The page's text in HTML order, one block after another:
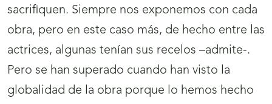
sacrifiquen. Siempre nos exponemos con cada
obra, pero en este caso más, de hecho entre las
actrices, algunas tenían sus recelos –admite-.
Pero se han superado cuando han visto la
globalidad de la obra porque lo hemos hecho